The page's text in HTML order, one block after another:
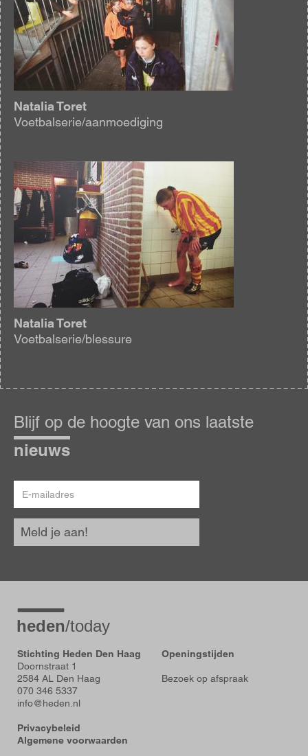
Natalia Toret
Voetbalserie/aanmoediging
Afbeelding
Natalia Toret
Voetbalserie/blessure
op
de
hoogte
Blijf op de hoogte van ons laatste
nieuws
mailadres
Meld je aan!
Stichting Heden Den Haag
Doornstraat 1
2584 AL Den Haag
070 346 5337
info@heden.nl
Privacybeleid
Algemene voorwaarden
Openingstijden
Bezoek op afspraak